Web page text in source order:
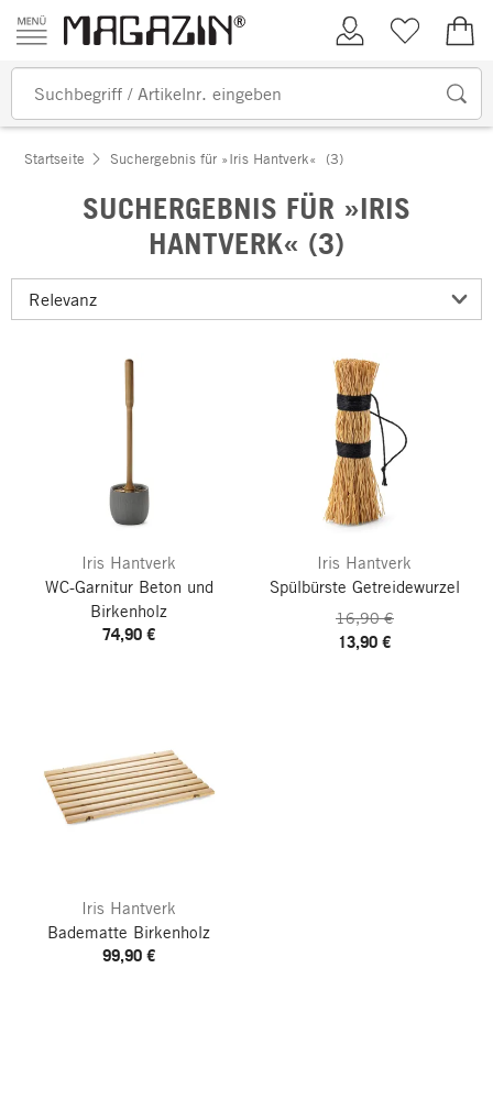
Zum Inhalt springen
Kundenkonto
Merkliste
Startseite Suchergebnis für »Iris Hantverk« (3)
SUCHERGEBNIS FÜR »IRIS
HANTVERK« (3)
Iris Hantverk
WC-Garnitur Beton und
Birkenholz
74,90 €
Iris Hantverk
Spülbürste Getreidewurzel
16,90 €
13,90 €
Iris Hantverk
Badematte Birkenholz
99,90 €